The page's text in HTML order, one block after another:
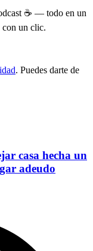
☕ — todo en un
con un clic.
. Puedes darte de
casa hecha un
adeudo